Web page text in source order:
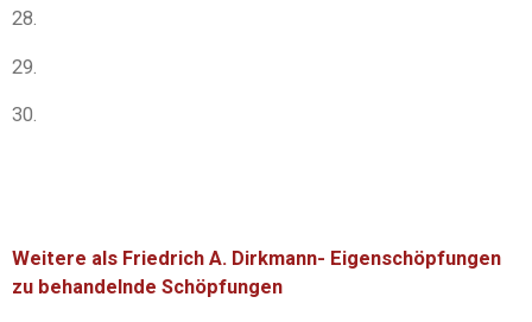
28.
29.
30.
Weitere als Friedrich A. Dirkmann- Eigenschöpfungen
zu behandelnde Schöpfungen